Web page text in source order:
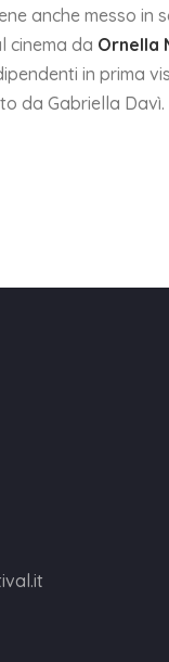
anche messo
cinema da Ornella
in prima
da Gabriella Davì.